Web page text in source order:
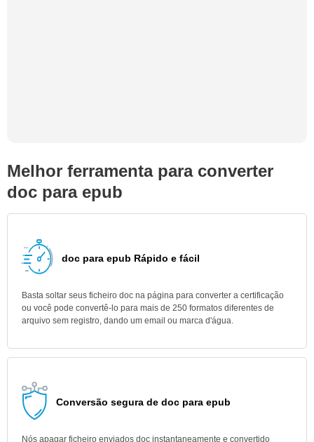
Melhor ferramenta para converter
doc para epub
doc para epub Rápido e fácil
Basta soltar seus ficheiro doc na página para converter a certificação
ou você pode convertê-lo para mais de 250 formatos diferentes de
arquivo sem registro, dando um email ou marca d'água.
Conversão segura de doc para epub
Nós apagar ficheiro enviados doc instantaneamente e convertido